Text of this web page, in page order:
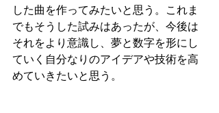
した曲を作ってみたいと思う。これま
でもそうした試みはあったが、今後は
それをより意識し、夢と数字を形にし
ていく自分なりのアイデアや技術を高
めていきたいと思う。